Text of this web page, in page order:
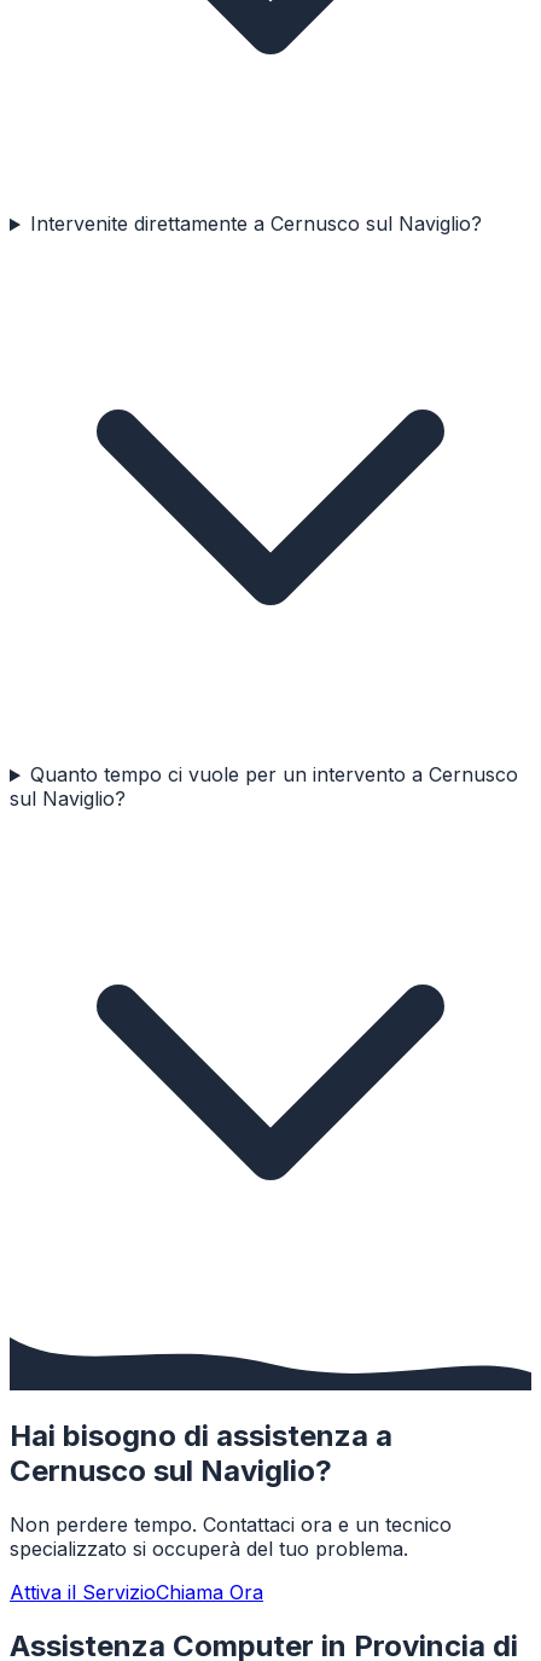
Intervenite direttamente a Cernusco sul Naviglio?
Quanto tempo ci vuole per un intervento a Cernusco
sul Naviglio?
Hai bisogno di assistenza a
Cernusco sul Naviglio?
Non perdere tempo. Contattaci ora e un tecnico
specializzato si occuperà del tuo problema.
Attiva il ServizioChiama Ora
Assistenza Computer in Provincia di